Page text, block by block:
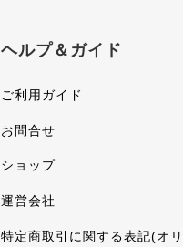
ヘルプ＆ガイド
ご利用ガイド
お問合せ
ショップ
運営会社
特定商取引に関する表記(オリ